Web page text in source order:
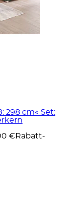
298 cm« Set:
€ Rabatt-